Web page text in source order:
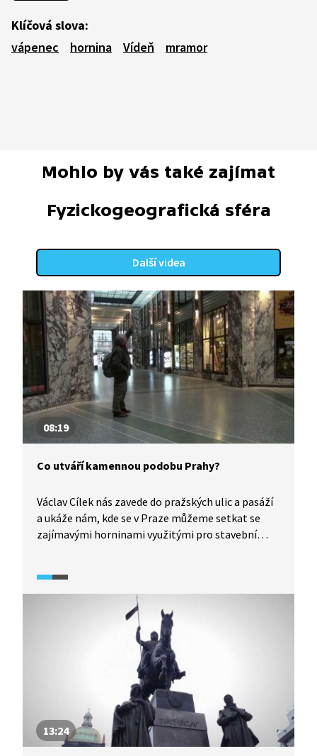
Klíčová slova:
vápenec
hornina Vídeň mramor
Mohlo by vás také zajímat
Fyzickogeografická sféra
Další videa
08:19
Co utváří kamennou podobu Prahy?
Václav Cílek nás zavede do pražských ulic a pasáží
a ukáže nám, kde se v Praze můžeme setkat se
zajímavými horninami využitými pro stavební
13:24